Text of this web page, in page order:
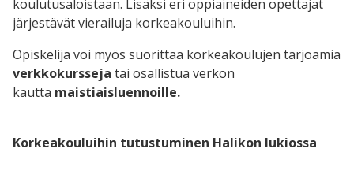
koulutusaloistaan. Lisäksi eri oppiaineiden opettajat
järjestävät vierailuja korkeakouluihin.
Opiskelija voi myös suorittaa korkeakoulujen tarjoamia
verkkokursseja tai osallistua verkon
kautta maistiaisluennoille.
Korkeakouluihin tutustuminen Halikon lukiossa